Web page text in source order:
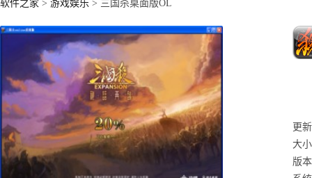
软件之家 > 游戏娱乐 > 三国杀桌面版OL
更
大
版